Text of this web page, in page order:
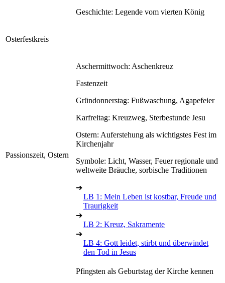
Geschichte: Legende vom vierten König
Osterfestkreis
Passionszeit, Ostern
Aschermittwoch: Aschenkreuz
Fastenzeit
Gründonnerstag: Fußwaschung, Agapefeier
Karfreitag: Kreuzweg, Sterbestunde Jesu
Ostern: Auferstehung als wichtigstes Fest im
Kirchenjahr
Symbole: Licht, Wasser, Feuer regionale und
weltweite Bräuche, sorbische Traditionen
➔
LB 1: Mein Leben ist kostbar, Freude und
Traurigkeit
➔
LB 2: Kreuz, Sakramente
➔
LB 4: Gott leidet, stirbt und überwindet
den Tod in Jesus
Pfingsten als Geburtstag der Kirche kennen